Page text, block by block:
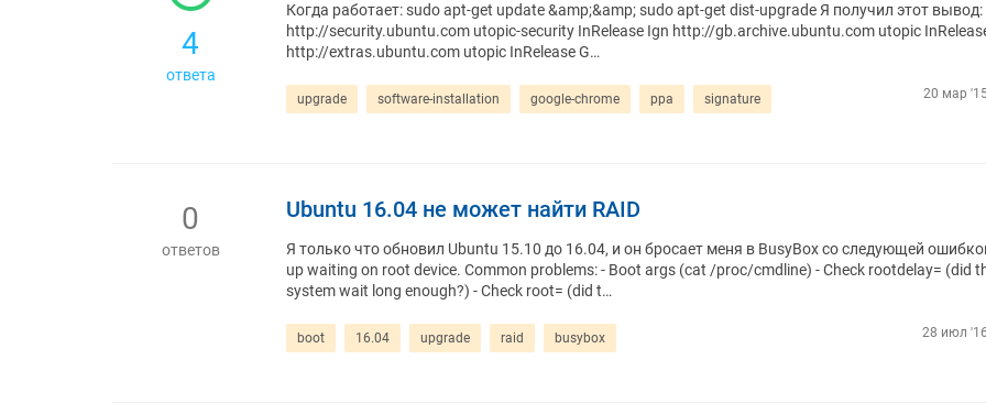
4
ответа
Когда работает: sudo apt-get update &amp;&amp; sudo apt-get dist-upgrade Я получил этот вывод:
http://security.ubuntu.com utopic-security InRelease Ign http://gb.archive.ubuntu.com utopic
http://extras.ubuntu.com utopic InRelease G…
upgrade software-installation google-chrome ppa signature 20 мар
0
ответов
Ubuntu 16.04 не может найти RAID
Я только что обновил Ubuntu 15.10 до 16.04, и он бросает меня в BusyBox со следующей
up waiting on root device. Common problems: - Boot args (cat /proc/cmdline) - Check rootdelay= (did
system wait long enough?) - Check root= (did t…
boot 16.04 upgrade raid busybox 28 июл